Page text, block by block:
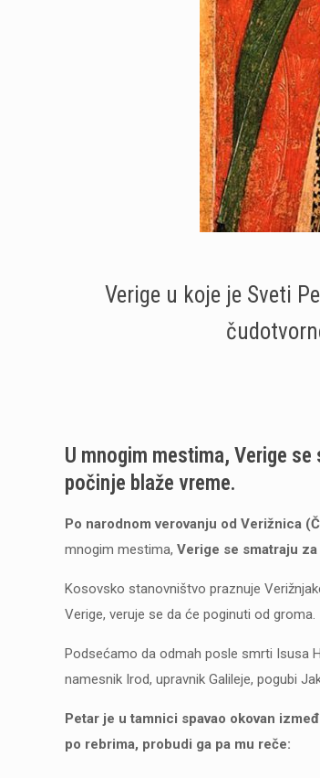
Verige u koje je Sveti
U mnogim mestima, Verige
počinje blaže vreme.
Po narodnom verovanju od Verižnica
mnogim mestima,Verige se smatraju
Kosovsko stanovništvo praznuje
Verige, veruje se da će poginuti od groma.
Podsećamo da odmah posle smrti Isusa
namesnik Irod, upravnik Galileje, pogubi
Petar je u tamnici spavao okovan
po rebrima, probudi ga pa mu reče: